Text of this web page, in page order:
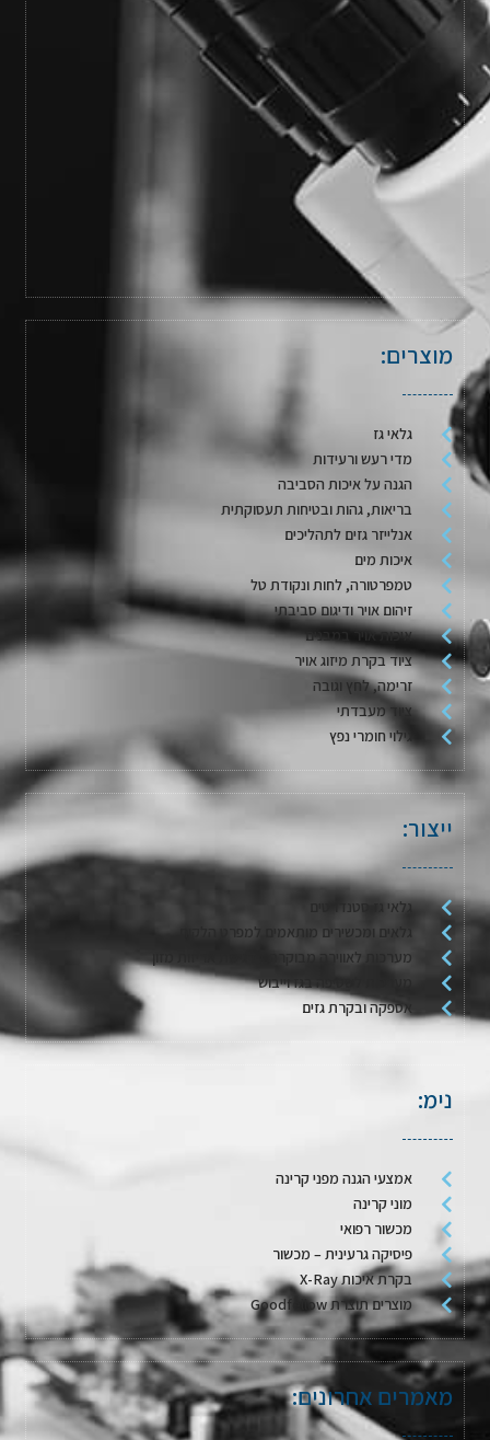
מוצרים:
גלאי גז
מדי רעש ורעידות
הגנה על איכות הסביבה
בריאות, גהות ובטיחות תעסוקתית
אנלייזר גזים לתהליכים
איכות מים
טמפרטורה, לחות ונקודת טל
זיהום אויר ודיגום סביבתי
איכות אויר במבנים
ציוד בקרת מיזוג אויר
זרימה, לחץ וגובה
ציוד מעבדתי
גילוי חומרי נפץ
ייצור:
גלאי גז סטנדרטים
גלאים ומכשירים מותאמים למפרט הלקוח
מערכות לאווירה מבוקרת / דגימת אריזות מזון
מערכות לשטיפה בגז וייבוש
אספקה ובקרת גזים
נימ:
אמצעי הגנה מפני קרינה
מוני קרינה
מכשור רפואי
פיסיקה גרעינית – מכשור
בקרת איכות X-Ray
מוצרים תוצרת Goodfellow
מאמרים אחרונים: